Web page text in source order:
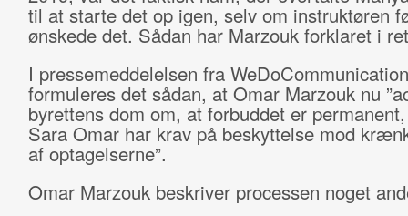
til at starte det op igen, selv om instruktøren
ønskede det. Sådan har Marzouk forklaret i
I pressemeddelelsen fra
formuleres det sådan, at Omar Marzouk nu
byrettens dom om, at forbuddet er
Sara Omar har krav på beskyttelse mod
af optagelserne”.
Omar Marzouk beskriver processen noget